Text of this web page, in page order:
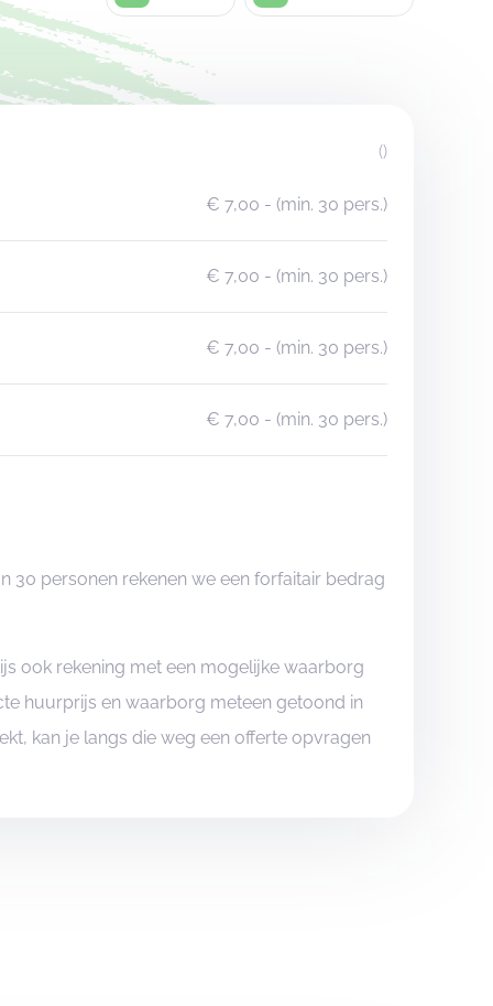
()
€ 7,00 - (min. 30 pers.)
€ 7,00 - (min. 30 pers.)
€ 7,00 - (min. 30 pers.)
€ 7,00 - (min. 30 pers.)
30 personen rekenen we een forfaitair bedrag
ook rekening met een mogelijke waarborg
huurprijs en waarborg meteen getoond in
kan je langs die weg een offerte opvragen